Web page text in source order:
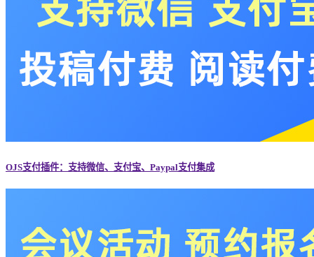
OJS支付插件：支持微信、支付宝、Paypal支付集成